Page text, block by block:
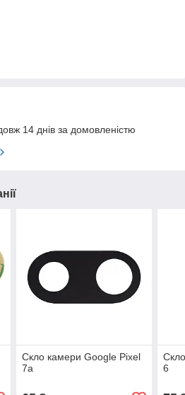
14 днів за домовленістю
Скло камери Google Pixel
7a
6